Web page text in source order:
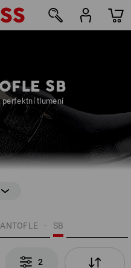
SB
perfektní tlumení
SB
2